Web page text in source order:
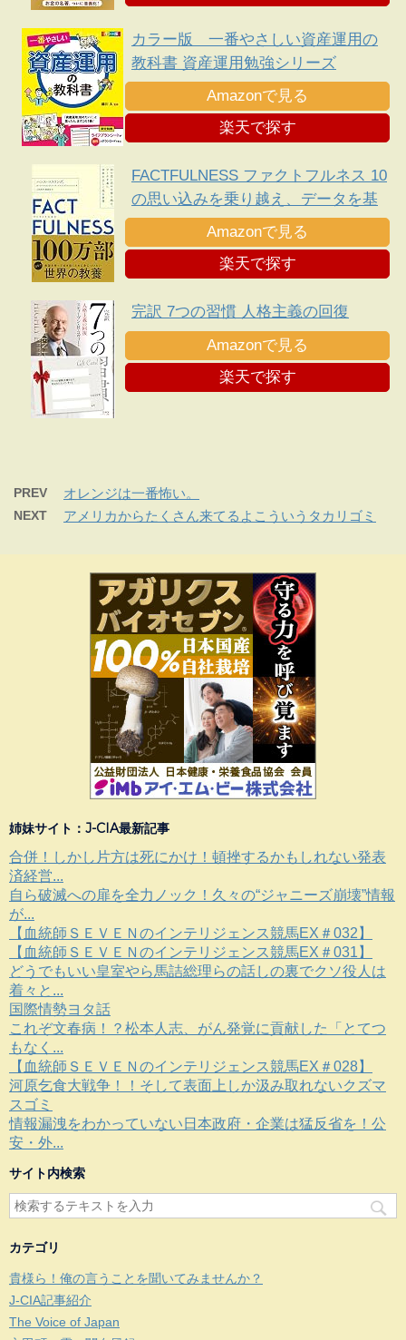
カラー版 一番やさしい資産運用の
教科書 資産運用勉強シリーズ
Amazonで見る
楽天で探す
FACTFULNESS ファクトフルネス 10
の思い込みを乗り越え、データを基
に世界を正しく見る習慣
Amazonで見る
楽天で探す
完訳 7つの習慣 人格主義の回復
Amazonで見る
楽天で探す
PREV オレンジは一番怖い。
NEXT アメリカからたくさん来てるよこういうタカリゴミ
姉妹サイト：J-CIA最新記事
合併！しかし片方は死にかけ！頓挫するかもしれない発表
済経営...
自ら破滅への扉を全力ノック！久々の“ジャニーズ崩壊”情報
が...
【血統師ＳＥＶＥＮのインテリジェンス競馬EX＃032】
【血統師ＳＥＶＥＮのインテリジェンス競馬EX＃031】
どうでもいい皇室やら馬詰総理らの話しの裏でクソ役人は
着々と...
国際情勢ヨタ話
これぞ文春病！？松本人志、がん発覚に貢献した「とてつ
もなく...
【血統師ＳＥＶＥＮのインテリジェンス競馬EX＃028】
河原乞食大戦争！！そして表面上しか汲み取れないクズマ
スゴミ
情報漏洩をわかっていない日本政府・企業は猛反省を！公
安・外...
サイト内検索
カテゴリ
貴様ら！俺の言うことを聞いてみませんか？
J-CIA記事紹介
The Voice of Japan